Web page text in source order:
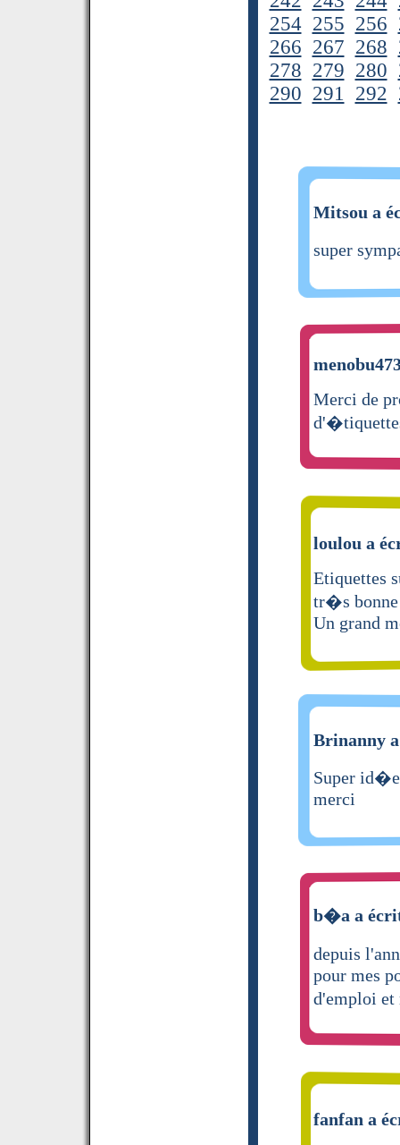
254 255 256
266 267 268
278 279 280
290 291 292
Mitsou a
super
Merci de
loulou a
Etiquettes
tr�s bonne
Un grand
Brinanny
Super id�e
merci
b�a a
depuis
pour mes
d'emploi
fanfan a